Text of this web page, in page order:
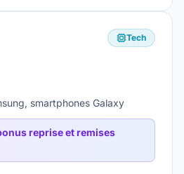
Tech
smartphones Galaxy
reprise et remises